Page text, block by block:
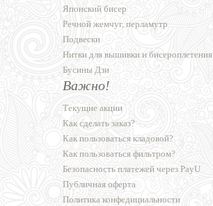
Японский бисер
Речной жемчуг, перламутр
Подвески
Нитки для вышивки и бисероплетения
Бусины Дзи
Важно!
Текущие акции
Как сделать заказ?
Как пользоваться кладовой?
Как пользоваться фильтром?
Безопасность платежей через PayU
Публичная оферта
Политика конфедициальности